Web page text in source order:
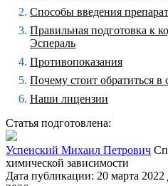
Способы введения
Правильная подготовка к
Эспераль
Противопоказания
Почему стоит обратиться в
Наши лицензии
Статья подготовлена:
Успенский Михаил Петрович
химической зависимости
Дата публикации: 20 марта 2022